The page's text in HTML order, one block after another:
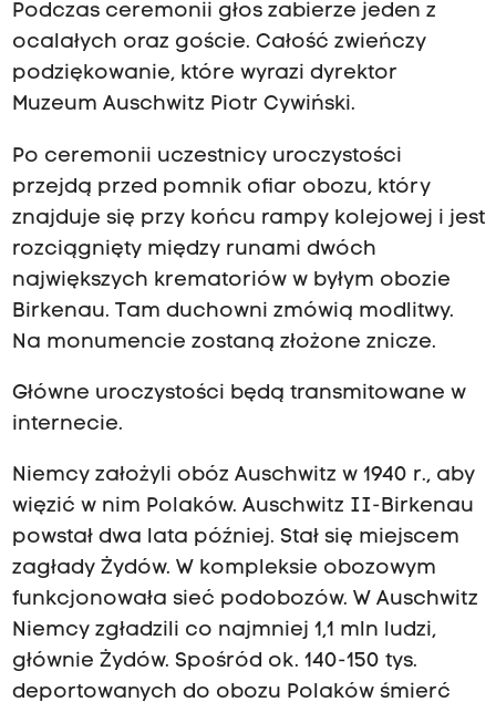
Podczas ceremonii głos zabierze jeden z
ocalałych oraz goście. Całość zwieńczy
podziękowanie, które wyrazi dyrektor
Muzeum Auschwitz Piotr Cywiński.
Po ceremonii uczestnicy uroczystości
przejdą przed pomnik ofiar obozu, który
znajduje się przy końcu rampy kolejowej i jest
rozciągnięty między runami dwóch
największych krematoriów w byłym obozie
Birkenau. Tam duchowni zmówią modlitwy.
Na monumencie zostaną złożone znicze.
Główne uroczystości będą transmitowane w
internecie.
Niemcy założyli obóz Auschwitz w 1940 r., aby
więzić w nim Polaków. Auschwitz II-Birkenau
powstał dwa lata później. Stał się miejscem
zagłady Żydów. W kompleksie obozowym
funkcjonowała sieć podobozów. W Auschwitz
Niemcy zgładzili co najmniej 1,1 mln ludzi,
głównie Żydów. Spośród ok. 140-150 tys.
deportowanych do obozu Polaków śmierć
o
k
.
2
0
o
c